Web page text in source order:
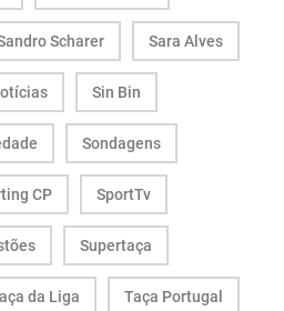
Scharer Sara Alves
Sin Bin
Sondagens
CP SportTv
Supertaça
da Liga Taça Portugal